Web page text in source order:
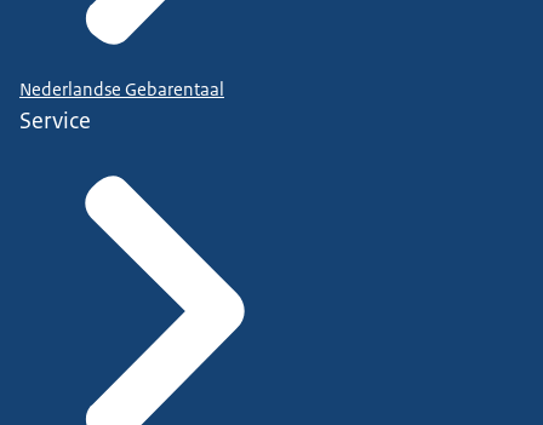
Nederlandse Gebarentaal
Service